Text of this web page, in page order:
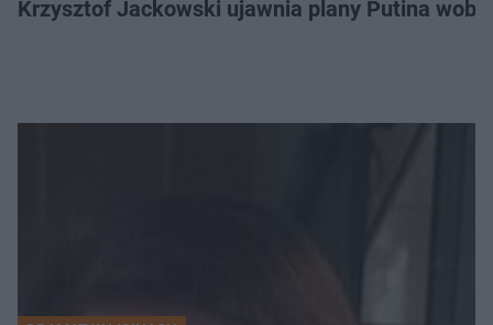
Krzysztof Jackowski ujawnia plany Putina